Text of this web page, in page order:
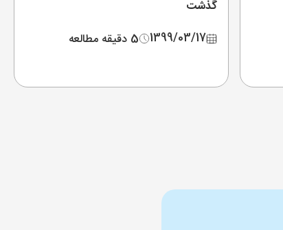
گذشت
1399/03/17
5 دقیقه مطالعه